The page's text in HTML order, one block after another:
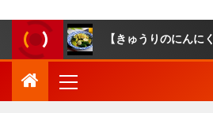
【きゅうりのにんにく醤油漬